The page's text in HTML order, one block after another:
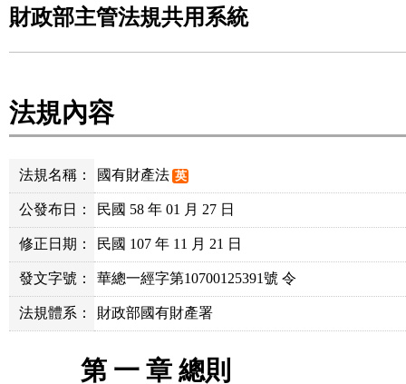
財政部主管法規共用系統
法規內容
法規名稱： 國有財產法 英
公發布日： 民國 58 年 01 月 27 日
修正日期： 民國 107 年 11 月 21 日
發文字號： 華總一經字第10700125391號 令
法規體系： 財政部國有財產署
第 一 章 總則